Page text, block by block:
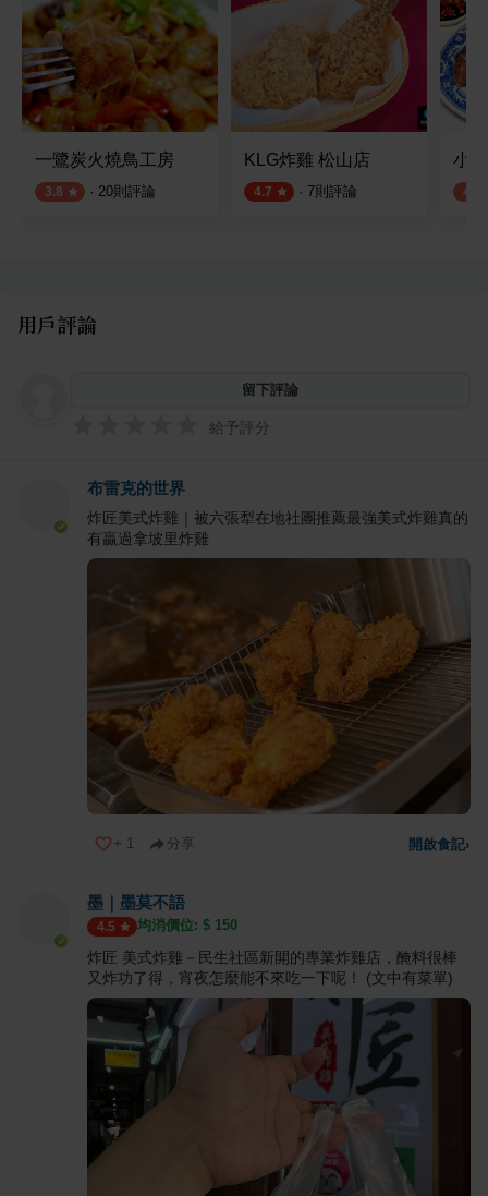
一鷺炭火燒鳥工房
3.8 · 20則評論
KLG炸雞 松山店
4.7 · 7則評論
小
4.0
用戶評論
留下評論
給予評分
布雷克的世界
炸匠美式炸雞｜被六張犁在地社團推薦最強美式炸雞真的
有贏過拿坡里炸雞
+ 1 分享 開啟食記›
墨｜墨莫不語
4.5 均消價位: $ 150
炸匠 美式炸雞－民生社區新開的專業炸雞店，醃料很棒
又炸功了得，宵夜怎麼能不來吃一下呢！ (文中有菜單)